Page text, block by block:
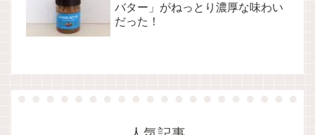
バター」がねっとり濃厚な味わい
だった！